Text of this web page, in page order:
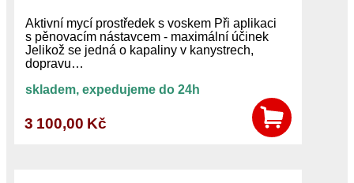
Aktivní mycí prostředek s voskem Při aplikaci
s pěnovacím nástavcem - maximální účinek
Jelikož se jedná o kapaliny v kanystrech,
dopravu…
skladem, expedujeme do 24h
3 100,00 Kč